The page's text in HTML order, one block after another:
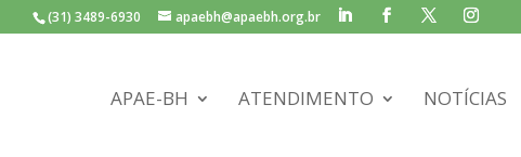
(31) 3489-6930 apaebh@apaebh.org.br
APAE-BH ATENDIMENTO NOTÍCIAS